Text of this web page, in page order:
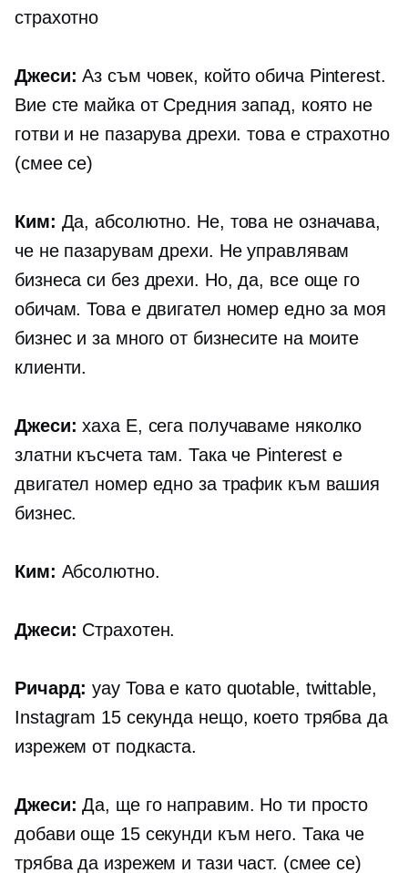
страхотно
Джеси: Аз съм човек, който обича Pinterest.
Вие сте майка от Средния запад, която не
готви и не пазарува дрехи. това е страхотно
(смее се)
Ким: Да, абсолютно. Не, това не означава,
че не пазарувам дрехи. Не управлявам
бизнеса си без дрехи. Но, да, все още го
обичам. Това е двигател номер едно за моя
бизнес и за много от бизнесите на моите
клиенти.
Джеси: хаха Е, сега получаваме няколко
златни късчета там. Така че Pinterest е
двигател номер едно за трафик към вашия
бизнес.
Ким: Абсолютно.
Джеси: Страхотен.
Ричард: уау Това е като quotable, twittable,
Instagram 15 секунда нещо, което трябва да
изрежем от подкаста.
Джеси: Да, ще го направим. Но ти просто
добави още 15 секунди към него. Така че
трябва да изрежем и тази част. (смее се)